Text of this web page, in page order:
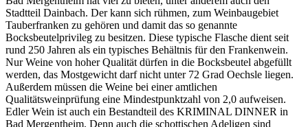
Stadtteil Dainbach. Der kann sich rühmen, zum Weinbaugebiet
Tauberfranken zu gehören und damit das so genannte
Bocksbeutelprivileg zu besitzen. Diese typische Flasche dient seit
rund 250 Jahren als ein typisches Behältnis für den Frankenwein.
Nur Weine von hoher Qualität dürfen in die Bocksbeutel abgefüllt
werden, das Mostgewicht darf nicht unter 72 Grad Oechsle liegen.
Außerdem müssen die Weine bei einer amtlichen
Qualitätsweinprüfung eine Mindestpunktzahl von 2,0 aufweisen.
Edler Wein ist auch ein Bestandteil des KRIMINAL DINNER in
Bad Mergentheim. Denn auch die schottischen Adeligen sind